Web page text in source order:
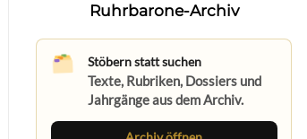
Ruhrbarone-Archiv
Stöbern statt suchen
Texte, Rubriken, Dossiers und
Jahrgänge aus dem Archiv.